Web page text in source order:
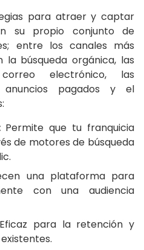
para atraer y captar
su propio conjunto de
entre los canales más
la búsqueda orgánica, las
electrónico, las
anuncios pagados y el
Permite que tu franquicia
de motores de búsqueda
una plataforma para
con una audiencia
Eficaz para la retención y